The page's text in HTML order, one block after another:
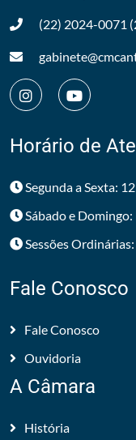
(22) 2024-0071
Horário de
Segunda a Sexta:
Sábado e Domingo:
Sessões
Fale Conosco
Fale Conosco
Ouvidoria
A Câmara
História